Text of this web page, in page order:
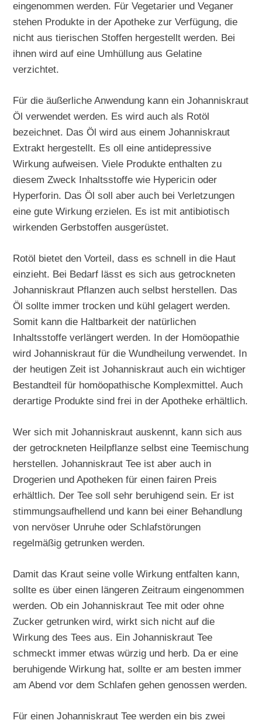
eingenommen werden. Für Vegetarier und Veganer
stehen Produkte in der Apotheke zur Verfügung, die
nicht aus tierischen Stoffen hergestellt werden. Bei
ihnen wird auf eine Umhüllung aus Gelatine
verzichtet.
Für die äußerliche Anwendung kann ein Johanniskraut
Öl verwendet werden. Es wird auch als Rotöl
bezeichnet. Das Öl wird aus einem Johanniskraut
Extrakt hergestellt. Es oll eine antidepressive
Wirkung aufweisen. Viele Produkte enthalten zu
diesem Zweck Inhaltsstoffe wie Hypericin oder
Hyperforin. Das Öl soll aber auch bei Verletzungen
eine gute Wirkung erzielen. Es ist mit antibiotisch
wirkenden Gerbstoffen ausgerüstet.
Rotöl bietet den Vorteil, dass es schnell in die Haut
einzieht. Bei Bedarf lässt es sich aus getrockneten
Johanniskraut Pflanzen auch selbst herstellen. Das
Öl sollte immer trocken und kühl gelagert werden.
Somit kann die Haltbarkeit der natürlichen
Inhaltsstoffe verlängert werden. In der Homöopathie
wird Johanniskraut für die Wundheilung verwendet. In
der heutigen Zeit ist Johanniskraut auch ein wichtiger
Bestandteil für homöopathische Komplexmittel. Auch
derartige Produkte sind frei in der Apotheke erhältlich.
Wer sich mit Johanniskraut auskennt, kann sich aus
der getrockneten Heilpflanze selbst eine Teemischung
herstellen. Johanniskraut Tee ist aber auch in
Drogerien und Apotheken für einen fairen Preis
erhältlich. Der Tee soll sehr beruhigend sein. Er ist
stimmungsaufhellend und kann bei einer Behandlung
von nervöser Unruhe oder Schlafstörungen
regelmäßig getrunken werden.
Damit das Kraut seine volle Wirkung entfalten kann,
sollte es über einen längeren Zeitraum eingenommen
werden. Ob ein Johanniskraut Tee mit oder ohne
Zucker getrunken wird, wirkt sich nicht auf die
Wirkung des Tees aus. Ein Johanniskraut Tee
schmeckt immer etwas würzig und herb. Da er eine
beruhigende Wirkung hat, sollte er am besten immer
am Abend vor dem Schlafen gehen genossen werden.
Für einen Johanniskraut Tee werden ein bis zwei